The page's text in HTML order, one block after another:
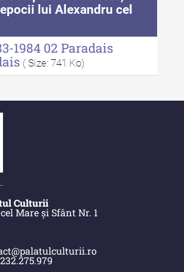
Etnografic al
- XXII / 2022
Muzeului Etnografic al
- XXI / 2021
Etnografic al
XX / 2020
Științei și
Procopiu”
lui Alexandru cel
1984 02 Paradais
( Size: 741 Ko)
Culturii
Mare și Sfânt Nr. 1